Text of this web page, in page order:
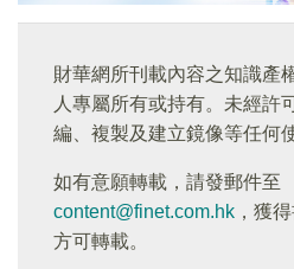
財華網所刊載內容之知識產
人專屬所有或持有。未經許
編、複製及建立鏡像等任何
如有意願轉載，請發郵件至
content@finet.com.hk ，獲
方可轉載。